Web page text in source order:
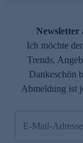
Newsletter
Ich möchte
Trends,
Dankeschön
Abmeldung ist
E-Mail-